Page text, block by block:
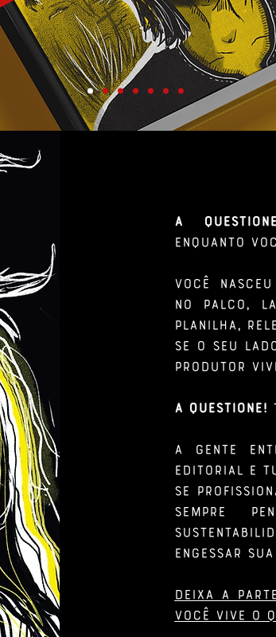
A
enquanto
Você
no palco,
planilha,
Se o seu
produtor
A QUESTIONE!
A gente
editorial e
se
sempre
engessar
Deixa a
você vive o